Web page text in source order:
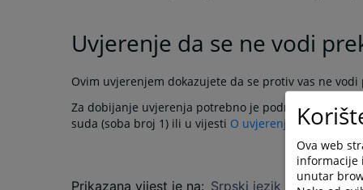
Uvjerenje da se ne vodi
Ovim uvjerenjem dokazujete da se protiv vas ne
Za dobijanje uvjerenja potrebno je podnijeti Zahtjev
suda (soba broj 1) ili u vijesti O uvjerenjima i
Prikazana vijest je na: Srpski jezik
Ova web
informacije
unutar